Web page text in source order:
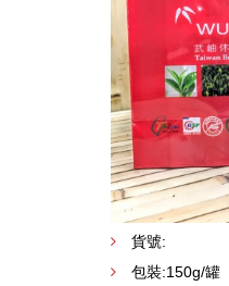
貨號:
包裝:150g/罐